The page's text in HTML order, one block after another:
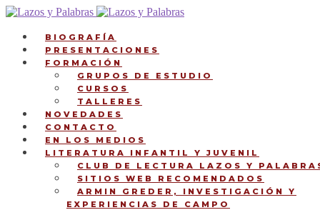
Ir
navegación
Ir
contenidoBIOGRAFÍA
PRESENTACIONES
FORMACIÓN
GRUPOS DE ESTUDIO
CURSOS
TALLERES
NOVEDADES
CONTACTO
EN LOS MEDIOS
LITERATURA INFANTIL Y JUVENIL
CLUB DE LECTURA LAZOS Y
SITIOS WEB RECOMENDADOS
ARMIN GREDER, INVESTIGACIÓN Y
EXPERIENCIAS DE CAMPO